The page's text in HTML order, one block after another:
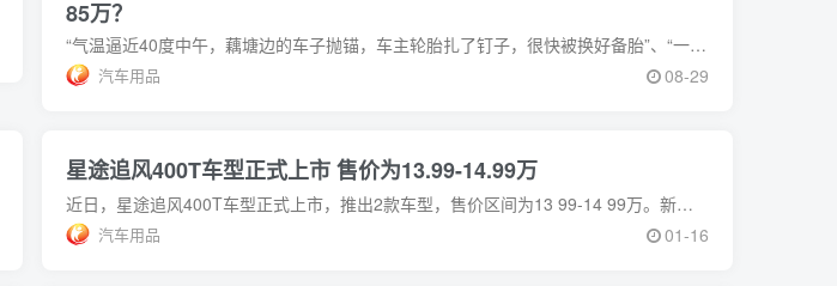
85万？
“气温逼近40度中午，藕塘边的车子抛锚，车主轮胎扎了钉子，很快被换好备胎”、“一位农民的农机出了点故障，找专业维修光拖车就是一笔不小费用，一位修车师傅帮忙解决了
汽车用品 08-29
星途追风400T车型正式上市 售价为13.99-14.99万
近日，星途追风400T车型正式上市，推出2款车型，售价区间为13 99-14 99万。新车首批限量仅100台车。新车还提供首任车主发动机和变速箱核心部件终身质保
汽车用品 01-16